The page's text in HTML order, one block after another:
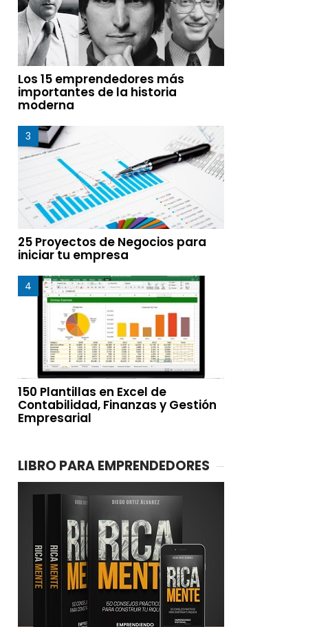
Los 15 emprendedores más
importantes de la historia
moderna
25 Proyectos de Negocios para
iniciar tu empresa
150 Plantillas en Excel de
Contabilidad, Finanzas y Gestión
Empresarial
LIBRO PARA EMPRENDEDORES